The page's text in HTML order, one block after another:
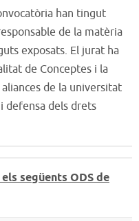
han tingut
de la matèria
exposats. El jurat ha
de Conceptes i la
de la universitat
defensa dels drets
següents ODS de